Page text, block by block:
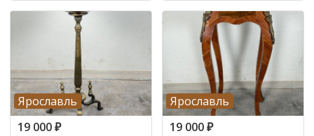
Ярославль
19 000₽
Ярославль
19 000₽